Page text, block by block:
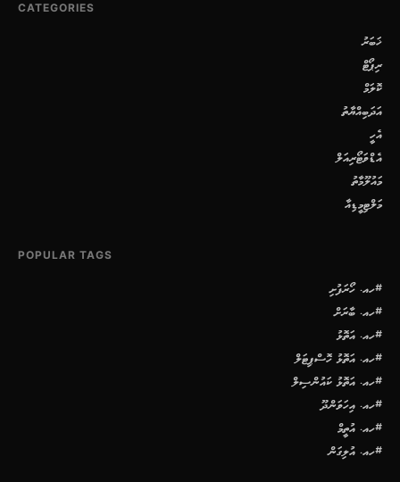
CATEGORIES
ޚަބަރު
ރިޕޯޓް
ކޮލަމް
އަދަބިއްޔާތު
އެހީ
އެޑްވަޓޯރިއަލް
މައުލޫމާތު
މަލްޓިމީޑިއާ
POPULAR TAGS
#ހއ. ހޯރަފުށި
#ހއ. ބާރަށް
#ހއ. އަތޮޅު
#ހއ. އަތޮޅު ހޮސްޕިޓަލް
#ހއ. އަތޮޅު ކައުންސިލް
#ހއ. އިހަވަންދޫ
#ހއ. އުތީމް
#ހއ. އުލިގަން